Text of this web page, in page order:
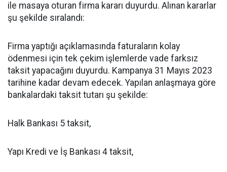
ile masaya oturan firma kararı duyurdu. Alınan kararlar
şu şekilde sıralandı:
Firma yaptığı açıklamasında faturaların kolay
ödenmesi için tek çekim işlemlerde vade farksız
taksit yapacağını duyurdu. Kampanya 31 Mayıs 2023
tarihine kadar devam edecek. Yapılan anlaşmaya göre
bankalardaki taksit tutarı şu şekilde:
Halk Bankası 5 taksit,
Yapı Kredi ve İş Bankası 4 taksit,